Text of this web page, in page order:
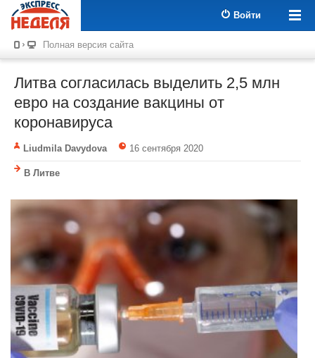
Войти
Полная версия сайта
Литва согласилась выделить 2,5 млн
евро на создание вакцины от
коронавируса
Liudmila Davydova 16 сентября 2020
В Литве